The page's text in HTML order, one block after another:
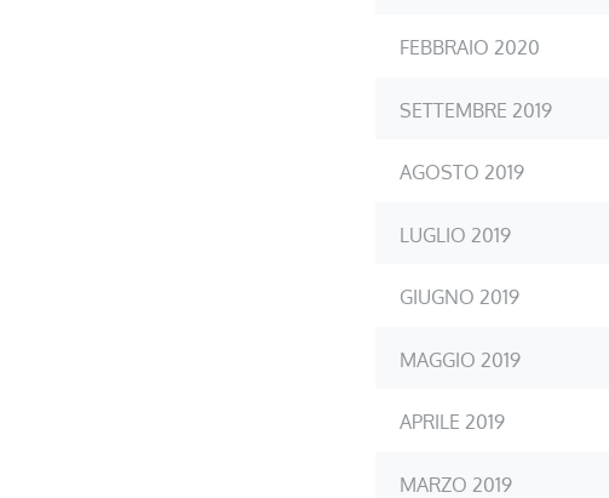
FEBBRAIO 2020
SETTEMBRE 2019
AGOSTO 2019
LUGLIO 2019
GIUGNO 2019
MAGGIO 2019
APRILE 2019
MARZO 2019